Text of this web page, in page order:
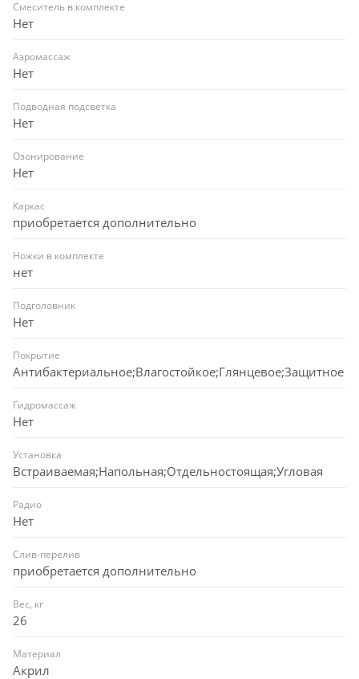
Смеситель в комплекте
Нет
Аэромассаж
Нет
Подводная подсветка
Нет
Озонирование
Нет
Каркас
приобретается дополнительно
Ножки в комплекте
нет
Подголовник
Нет
Покрытие
Антибактериальное;Влагостойкое;Глянцевое;Защитное
Гидромассаж
Нет
Установка
Встраиваемая;Напольная;Отдельностоящая;Угловая
Радио
Нет
Слив-перелив
приобретается дополнительно
Вес, кг
26
Материал
Акрил